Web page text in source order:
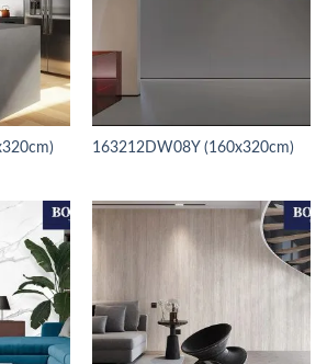
163212DW08Y (160x320cm)